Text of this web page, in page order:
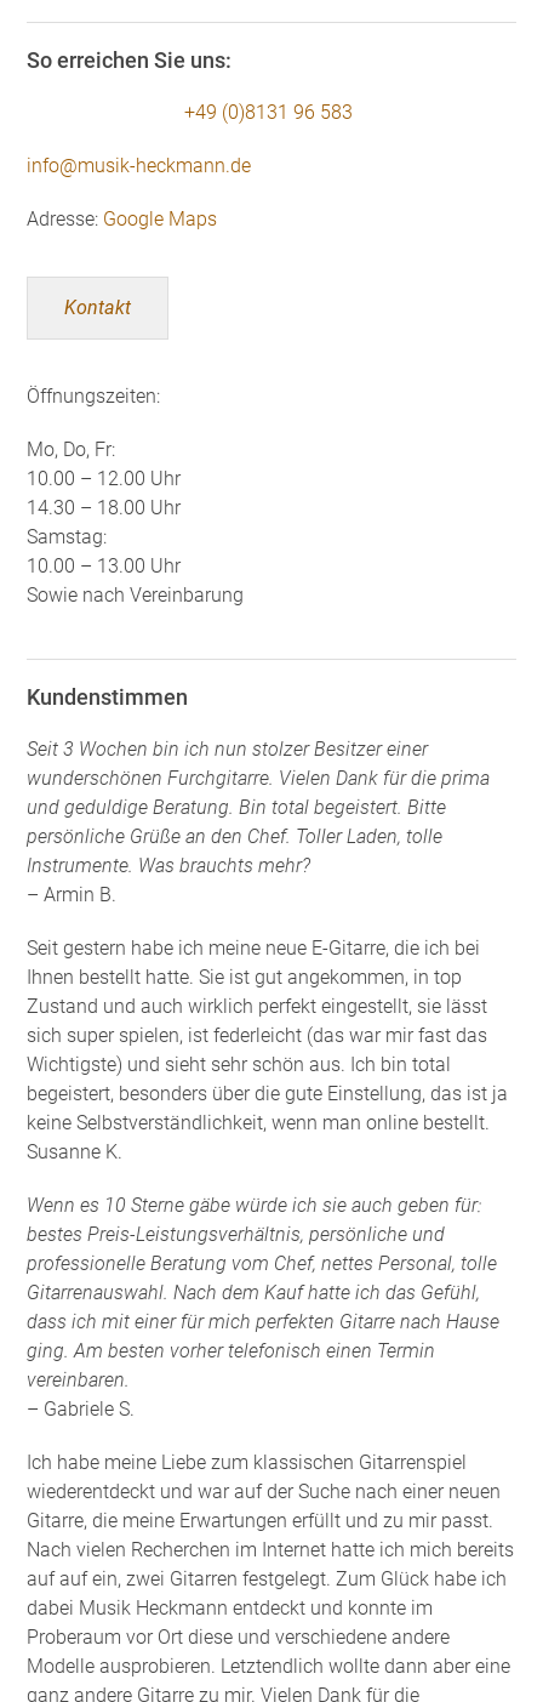
So erreichen Sie uns:
+49 (0)8131 96 583
info@musik-heckmann.de
Adresse: Google Maps
Kontakt
Öffnungszeiten:
Mo, Do, Fr:
10.00 – 12.00 Uhr
14.30 – 18.00 Uhr
Samstag:
10.00 – 13.00 Uhr
Sowie nach Vereinbarung
Kundenstimmen
Seit 3 Wochen bin ich nun stolzer Besitzer einer
wunderschönen Furchgitarre. Vielen Dank für die prima
und geduldige Beratung. Bin total begeistert. Bitte
persönliche Grüße an den Chef. Toller Laden, tolle
Instrumente. Was brauchts mehr?
– Armin B.
Seit gestern habe ich meine neue E-Gitarre, die ich bei
Ihnen bestellt hatte. Sie ist gut angekommen, in top
Zustand und auch wirklich perfekt eingestellt, sie lässt
sich super spielen, ist federleicht (das war mir fast das
Wichtigste) und sieht sehr schön aus. Ich bin total
begeistert, besonders über die gute Einstellung, das ist ja
keine Selbstverständlichkeit, wenn man online bestellt.
Susanne K.
Wenn es 10 Sterne gäbe würde ich sie auch geben für:
bestes Preis-Leistungsverhältnis, persönliche und
professionelle Beratung vom Chef, nettes Personal, tolle
Gitarrenauswahl. Nach dem Kauf hatte ich das Gefühl,
dass ich mit einer für mich perfekten Gitarre nach Hause
ging. Am besten vorher telefonisch einen Termin
vereinbaren.
– Gabriele S.
Ich habe meine Liebe zum klassischen Gitarrenspiel
wiederentdeckt und war auf der Suche nach einer neuen
Gitarre, die meine Erwartungen erfüllt und zu mir passt.
Nach vielen Recherchen im Internet hatte ich mich bereits
auf auf ein, zwei Gitarren festgelegt. Zum Glück habe ich
dabei Musik Heckmann entdeckt und konnte im
Proberaum vor Ort diese und verschiedene andere
Modelle ausprobieren. Letztendlich wollte dann aber eine
ganz andere Gitarre zu mir. Vielen Dank für die